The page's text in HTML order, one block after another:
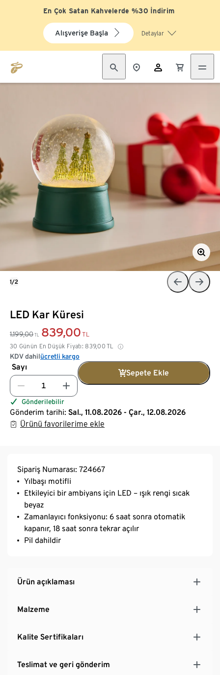
En Çok Satan Kahvelerde %30 İndirim
Alışverişe Başla Detaylar
LED Kar Küresi
1.199,00 TL 839,00 TL
30 Günün En Düşük Fiyatı: 839,00 TL
KDV dahilücretli kargo
Sayı
Sepete Ekle
Gönderilebilir
Gönderim tarihi: Sal., 11.08.2026 - Çar., 12.08.2026
Ürünü favorilerime ekle
1/2
Sipariş Numarası: 724667
Yılbaşı motifli
Etkileyici bir ambiyans için LED – ışık rengi sıcak
beyaz
Zamanlayıcı fonksiyonu: 6 saat sonra otomatik
kapanır, 18 saat sonra tekrar açılır
Pil dahildir
Ürün açıklaması
Malzeme
Kalite Sertifikaları
Teslimat ve geri gönderim